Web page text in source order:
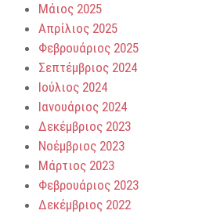
Μάιος 2025
Απρίλιος 2025
Φεβρουάριος 2025
Σεπτέμβριος 2024
Ιούλιος 2024
Ιανουάριος 2024
Δεκέμβριος 2023
Νοέμβριος 2023
Μάρτιος 2023
Φεβρουάριος 2023
Δεκέμβριος 2022